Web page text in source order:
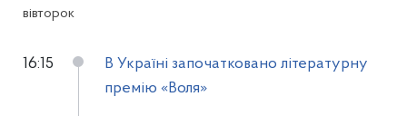
вівторок
16:15
В Україні започатковано літературну
премію «Воля»